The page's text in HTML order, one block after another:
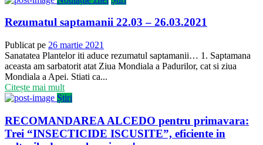
Rezumatul saptamanii 22.03 – 26.03.2021
Publicat pe 26 martie 2021
Sanatatea Plantelor iti aduce rezumatul saptamanii… 1. Saptamana
aceasta am sarbatorit atat Ziua Mondiala a Padurilor, cat si ziua
Mondiala a Apei. Stiati ca...
Citește mai mult
Știri
RECOMANDAREA ALCEDO pentru primavara:
Trei “INSECTICIDE ISCUSITE”, eficiente in